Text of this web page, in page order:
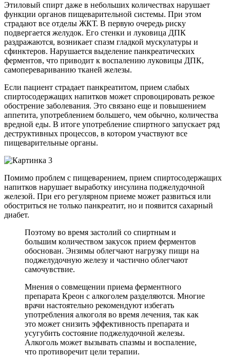
Этиловый спирт даже в небольших количествах нарушает
функции органов пищеварительной системы. При этом
страдают все отделы ЖКТ. В первую очередь риску
подвергается желудок. Его стенки и луковица ДПК
раздражаются, возникает спазм гладкой мускулатуры и
сфинктеров. Нарушается выделение панкреатических
ферментов, что приводит к воспалению луковицы ДПК,
самоперевариванию тканей железы.
Если пациент страдает панкреатитом, прием слабых
спиртосодержащих напитков может спровоцировать резкое
обострение заболевания. Это связано еще и повышением
аппетита, употреблением большего, чем обычно, количества
вредной еды. В итоге употребление спиртного запускает ряд
деструктивных процессов, в котором участвуют все
пищеварительные органы.
Помимо проблем с пищеварением, прием спиртосодержащих
напитков нарушает выработку инсулина поджелудочной
железой. При его регулярном приеме может развиться или
обостриться не только панкреатит, но и появится сахарный
диабет.
Поэтому во время застолий со спиртным и
большим количеством закусок прием ферментов
обоснован. Энзимы облегчают нагрузку пищи на
поджелудочную железу и частично облегчают
самочувствие.
Мнения о совмещении приема ферментного
препарата Креон с алкоголем разделяются. Многие
врачи настоятельно рекомендуют избегать
употребления алкоголя во время лечения, так как
это может снизить эффективность препарата и
усугубить состояние поджелудочной железы.
Алкоголь может вызывать спазмы и воспаление,
что противоречит цели терапии.